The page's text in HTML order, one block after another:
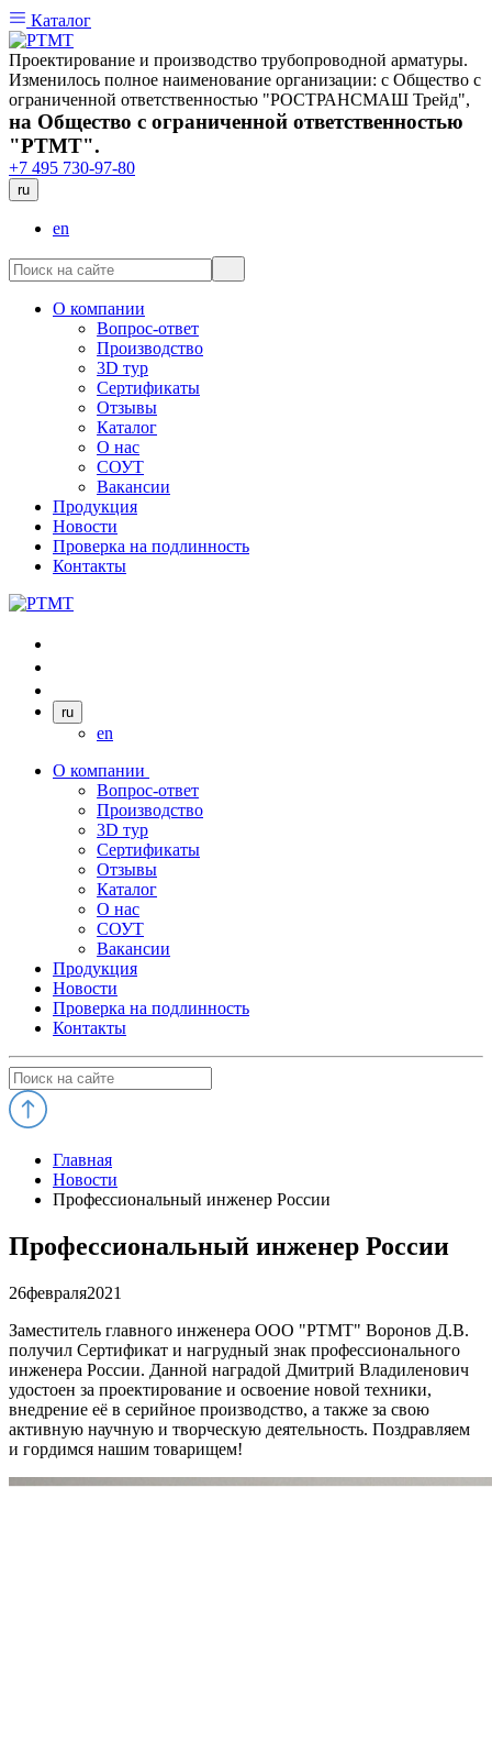
Каталог
Проектирование и производство трубопроводной арматуры.
Изменилось полное наименование организации: с Общество с
ограниченной ответственностью "РОСТРАНСМАШ Трейд",
на Общество с ограниченной ответственностью
"РТМТ".
+7 495 730-97-80
ru
en
О компании
Вопрос-ответ
Производство
3D тур
Сертификаты
Отзывы
Каталог
О нас
СОУТ
Вакансии
Продукция
Новости
Проверка на подлинность
Контакты
ru
en
О компании
Вопрос-ответ
Производство
3D тур
Сертификаты
Отзывы
Каталог
О нас
СОУТ
Вакансии
Продукция
Новости
Проверка на подлинность
Контакты
Главная
Новости
Профессиональный инженер России
Профессиональный инженер России
26февраля2021
Заместитель главного инженера ООО "РТМТ" Воронов Д.В.
получил Сертификат и нагрудный знак профессионального
инженера России. Данной наградой Дмитрий Владиленович
удостоен за проектирование и освоение новой техники,
внедрение её в серийное производство, а также за свою
активную научную и творческую деятельность. Поздравляем
и гордимся нашим товарищем!